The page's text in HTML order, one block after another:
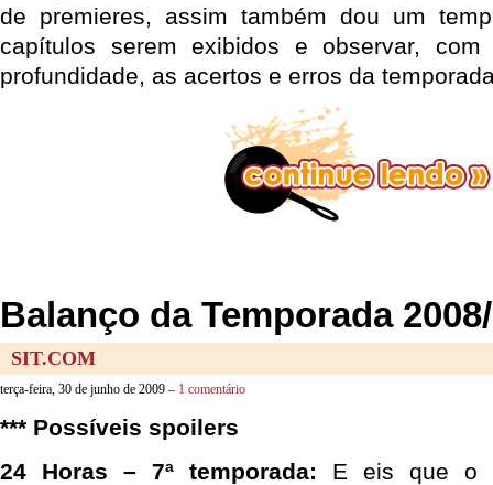
de premieres, assim também dou um
capítulos serem exibidos e observar,
profundidade, as acertos e erros da
Balanço da Temporada
SIT.COM
terça-feira, 30 de junho de 2009 – 1 comentário
*** Possíveis spoilers
24 Horas – 7ª temporada: E eis que o